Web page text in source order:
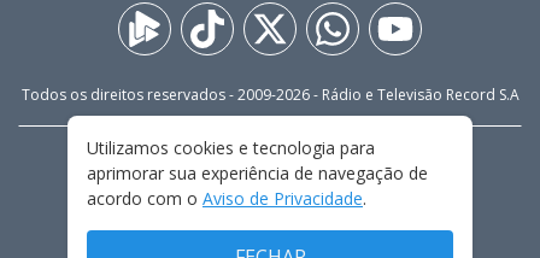
Todos os direitos reservados - 2009-2026- Rádio e Televisão Record S.A
FALE CONOSCO
PRIVACIDADE
TERMOS E CONDIÇÕES DE USO
Utilizamos cookies e tecnologia para
aprimorar sua experiência de navegação de
acordo com o Aviso de Privacidade.